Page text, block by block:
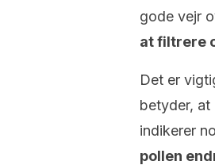
gode vejr
at filtrere
Det er
betyder, at
indikerer
pollen